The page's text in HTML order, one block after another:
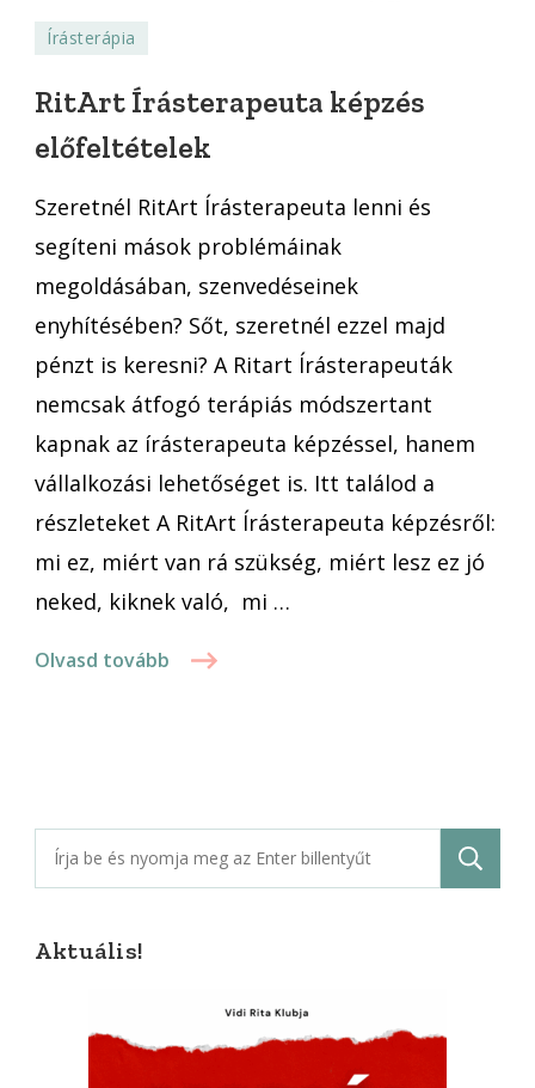
Írásterápia
RitArt Írásterapeuta képzés
előfeltételek
Szeretnél RitArt Írásterapeuta lenni és
segíteni mások problémáinak
megoldásában, szenvedéseinek
enyhítésében? Sőt, szeretnél ezzel majd
pénzt is keresni? A Ritart Írásterapeuták
nemcsak átfogó terápiás módszertant
kapnak az írásterapeuta képzéssel, hanem
vállalkozási lehetőséget is. Itt találod a
részleteket A RitArt Írásterapeuta képzésről:
mi ez, miért van rá szükség, miért lesz ez jó
neked, kiknek való, mi …
Olvasd tovább
Keresés:
Aktuális!